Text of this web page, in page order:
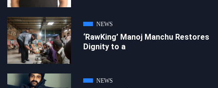
NEWS
‘RawKing’ Manoj Manchu Restores
Dignity to a
NEWS